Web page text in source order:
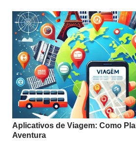
Aplicativos de Viagem: Como
Aventura